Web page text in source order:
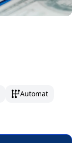
Automat